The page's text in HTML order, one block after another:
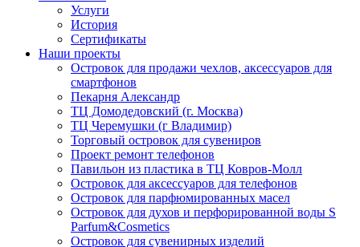
Услуги
История
Сертификаты
Наши проекты
Островок для продажи чехлов, аксессуаров для
смартфонов
Пекарня Александр
ТЦ Домодедовский (г. Москва)
ТЦ Черемушки (г Владимир)
Торговый островок для сувениров
Проект ремонт телефонов
Павильон из пластика в ТЦ Ковров-Молл
Островок для аксессуаров для телефонов
Островок для парфюмированных масел
Островок для духов и перфорированной воды S
Parfum&Cosmetics
Островок для сувенирных изделий